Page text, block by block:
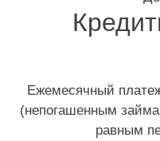
Ежемесячный
(непогашенным
равным